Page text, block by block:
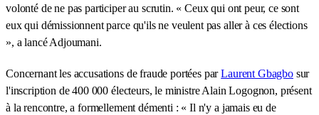
volonté de ne pas participer au scrutin. « Ceux qui ont peur, ce sont
eux qui démissionnent parce qu'ils ne veulent pas aller à ces élections
», a lancé Adjoumani.
Concernant les accusations de fraude portées parLaurent Gbagbosur
l'inscription de 400 000 électeurs, le ministre Alain Logognon, présent
à la rencontre, a formellement démenti : « Il n'y a jamais eu de